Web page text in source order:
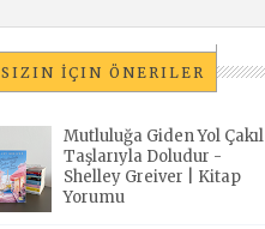
SIZIN İÇIN ÖNERILER
Mutluluğa Giden Yol Çakıl
Taşlarıyla Doludur -
Shelley Greiver | Kitap
Yorumu